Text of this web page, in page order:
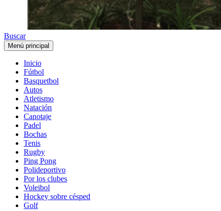
Buscar
Menú principal
Inicio
Fútbol
Basquetbol
Autos
Atletismo
Natación
Canotaje
Padel
Bochas
Tenis
Rugby
Ping Pong
Polideportivo
Por los clubes
Voleibol
Hockey sobre césped
Golf